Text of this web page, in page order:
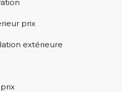
prix
extérieure